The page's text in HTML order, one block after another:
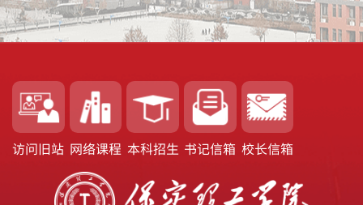
访问旧站 网络课程 本科招生 书记信箱 校长信箱